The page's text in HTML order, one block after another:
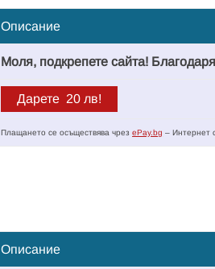
Описание
Моля, подкрепете сайта!
Плащането се осъществява чрезePay.bg – Интернет
Описание